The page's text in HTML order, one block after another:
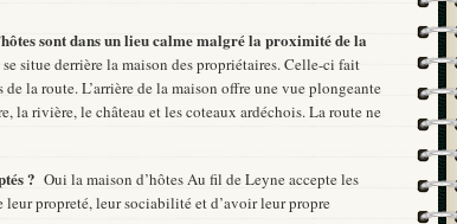
sont dans un lieu calme malgré la proximité de la
se situe derrière la maison des propriétaires. Celle-ci fait
la route. L’arrière de la maison offre une vue plongeante
la rivière, le château et les coteaux ardéchois. La route ne
? Oui la maison d’hôtes Au fil de Leyne accepte les
propreté, leur sociabilité et d’avoir leur propre